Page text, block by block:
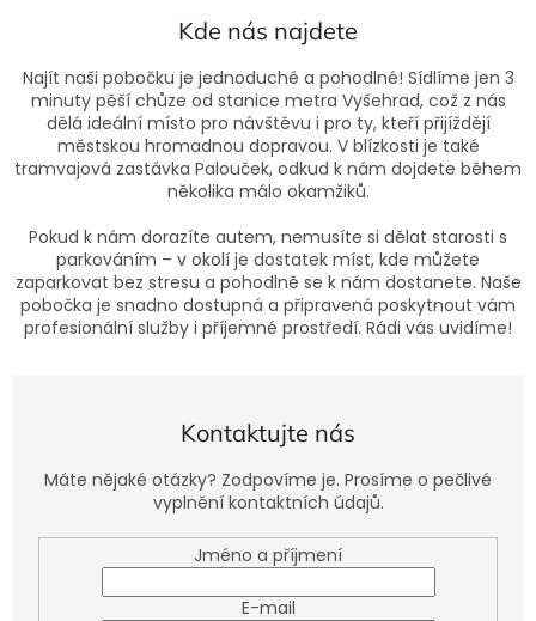
Kde nás najdete
Najít naši pobočku je jednoduché a pohodlné! Sídlíme jen 3
minuty pěší chůze od stanice metra Vyšehrad, což z nás
dělá ideální místo pro návštěvu i pro ty, kteří přijíždějí
městskou hromadnou dopravou. V blízkosti je také
tramvajová zastávka Palouček, odkud k nám dojdete během
několika málo okamžiků.
Pokud k nám dorazíte autem, nemusíte si dělat starosti s
parkováním – v okolí je dostatek míst, kde můžete
zaparkovat bez stresu a pohodlně se k nám dostanete. Naše
pobočka je snadno dostupná a připravená poskytnout vám
profesionální služby i příjemné prostředí. Rádi vás uvidíme!
Kontaktujte nás
Máte nějaké otázky? Zodpovíme je. Prosíme o pečlivé
vyplnění kontaktních údajů.
Jméno a příjmení
E-mail